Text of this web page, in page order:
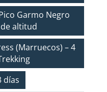
Garmo Negro
altitud
(Marruecos) – 4
días